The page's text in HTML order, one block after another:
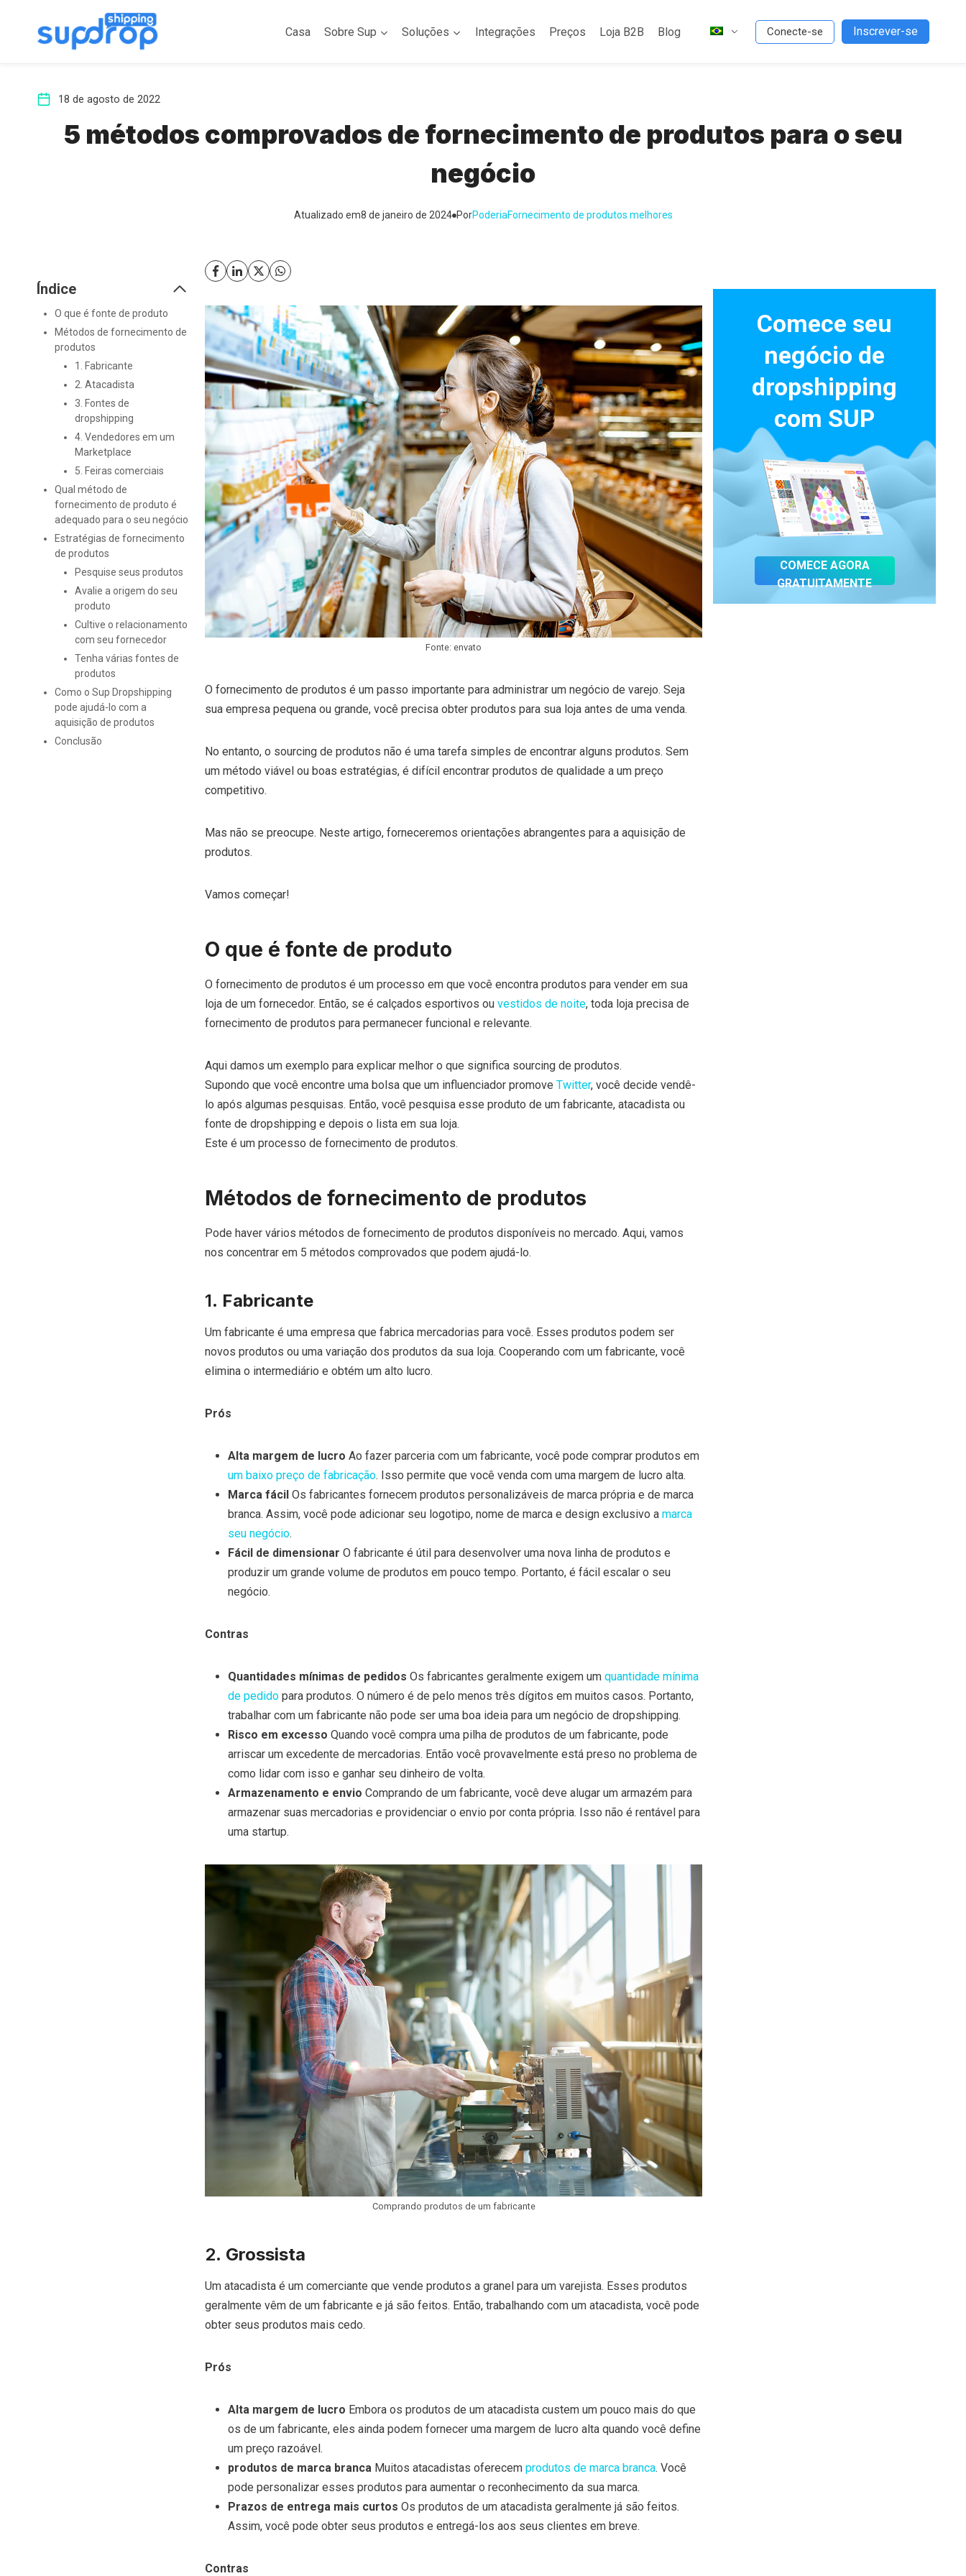
Casa Sobre Sup Soluções Integrações Preços Loja B2B Blog Conecte-se Inscrever-se
18 de agosto de 2022
5 métodos comprovados de fornecimento de produtos para o seu
negócio
Atualizado em8 de janeiro de 2024 PorPoderiaFornecimento de produtos melhores
Índice
O que é fonte de produto
Métodos de fornecimento de
produtos
1. Fabricante
2. Atacadista
3. Fontes de
dropshipping
4. Vendedores em um
Marketplace
5. Feiras comerciais
Qual método de
fornecimento de produto é
adequado para o seu negócio
Estratégias de fornecimento
de produtos
Pesquise seus produtos
Avalie a origem do seu
produto
Cultive o relacionamento
com seu fornecedor
Tenha várias fontes de
produtos
Como o Sup Dropshipping
pode ajudá-lo com a
aquisição de produtos
Conclusão
Fonte: envato
O fornecimento de produtos é um passo importante para administrar um negócio de varejo. Seja
sua empresa pequena ou grande, você precisa obter produtos para sua loja antes de uma venda.
No entanto, o sourcing de produtos não é uma tarefa simples de encontrar alguns produtos. Sem
um método viável ou boas estratégias, é difícil encontrar produtos de qualidade a um preço
competitivo.
Mas não se preocupe. Neste artigo, forneceremos orientações abrangentes para a aquisição de
produtos.
Vamos começar!
O que é fonte de produto
O fornecimento de produtos é um processo em que você encontra produtos para vender em sua
loja de um fornecedor. Então, se é calçados esportivos ou vestidos de noite, toda loja precisa de
fornecimento de produtos para permanecer funcional e relevante.
Aqui damos um exemplo para explicar melhor o que significa sourcing de produtos.
Supondo que você encontre uma bolsa que um influenciador promove Twitter, você decide vendê-
lo após algumas pesquisas. Então, você pesquisa esse produto de um fabricante, atacadista ou
fonte de dropshipping e depois o lista em sua loja.
Este é um processo de fornecimento de produtos.
Métodos de fornecimento de produtos
Pode haver vários métodos de fornecimento de produtos disponíveis no mercado. Aqui, vamos
nos concentrar em 5 métodos comprovados que podem ajudá-lo.
1. Fabricante
Um fabricante é uma empresa que fabrica mercadorias para você. Esses produtos podem ser
novos produtos ou uma variação dos produtos da sua loja. Cooperando com um fabricante, você
elimina o intermediário e obtém um alto lucro.
Prós
Alta margem de lucro Ao fazer parceria com um fabricante, você pode comprar produtos em
um baixo preço de fabricação. Isso permite que você venda com uma margem de lucro alta.
Marca fácilOs fabricantes fornecem produtos personalizáveis de marca própria e de marca
branca. Assim, você pode adicionar seu logotipo, nome de marca e design exclusivo a marca
seu negócio.
Fácil de dimensionar O fabricante é útil para desenvolver uma nova linha de produtos e
produzir um grande volume de produtos em pouco tempo. Portanto, é fácil escalar o seu
negócio.
Contras
Quantidades mínimas de pedidos Os fabricantes geralmente exigem um quantidade mínima
de pedidopara produtos. O número é de pelo menos três dígitos em muitos casos. Portanto,
trabalhar com um fabricante não pode ser uma boa ideia para um negócio de dropshipping.
Risco em excesso Quando você compra uma pilha de produtos de um fabricante, pode
arriscar um excedente de mercadorias. Então você provavelmente está preso no problema de
como lidar com isso e ganhar seu dinheiro de volta.
Armazenamento e envio Comprando de um fabricante, você deve alugar um armazém para
armazenar suas mercadorias e providenciar o envio por conta própria. Isso não é rentável para
uma startup.
Comprando produtos de um fabricante
2. Grossista
Um atacadista é um comerciante que vende produtos a granel para um varejista. Esses produtos
geralmente vêm de um fabricante e já são feitos. Então, trabalhando com um atacadista, você pode
obter seus produtos mais cedo.
Prós
Alta margem de lucro Embora os produtos de um atacadista custem um pouco mais do que
os de um fabricante, eles ainda podem fornecer uma margem de lucro alta quando você define
um preço razoável.
produtos de marca brancaMuitos atacadistas oferecem produtos de marca branca. Você
pode personalizar esses produtos para aumentar o reconhecimento da sua marca.
Prazos de entrega mais curtos Os produtos de um atacadista geralmente já são feitos.
Assim, você pode obter seus produtos e entregá-los aos seus clientes em breve.
Contras
Comece seu
negócio de
dropshipping
com SUP
COMECE AGORA
GRATUITAMENTE